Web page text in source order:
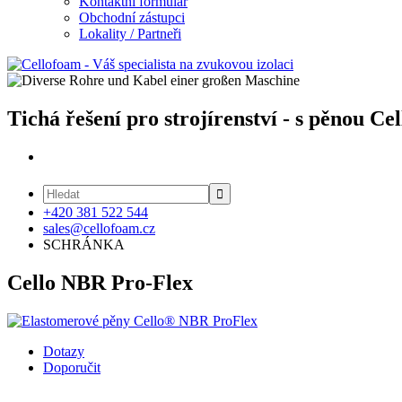
Obchodní zástupci
Lokality / Partneři
Tichá řešení pro strojírenství - s pěnou

+420 381 522 544
sales@cellofoam.cz
SCHRÁNKA
Cello NBR Pro-Flex
Dotazy
Doporučit